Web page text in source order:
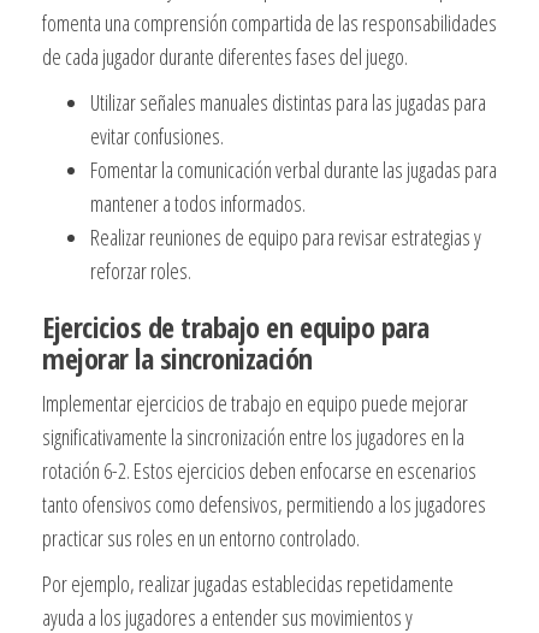
fomenta una comprensión compartida de las responsabilidades
de cada jugador durante diferentes fases del juego.
Utilizar señales manuales distintas para las jugadas para
evitar confusiones.
Fomentar la comunicación verbal durante las jugadas para
mantener a todos informados.
Realizar reuniones de equipo para revisar estrategias y
reforzar roles.
Ejercicios de trabajo en equipo para
mejorar la sincronización
Implementar ejercicios de trabajo en equipo puede mejorar
significativamente la sincronización entre los jugadores en la
rotación 6-2. Estos ejercicios deben enfocarse en escenarios
tanto ofensivos como defensivos, permitiendo a los jugadores
practicar sus roles en un entorno controlado.
Por ejemplo, realizar jugadas establecidas repetidamente
ayuda a los jugadores a entender sus movimientos y